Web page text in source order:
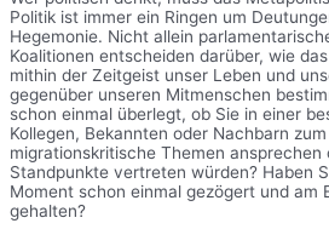
Politik ist immer ein Ringen um
Hegemonie. Nicht allein
Koalitionen entscheiden darüber, wie
mithin der Zeitgeist unser Leben und
gegenüber unseren Mitmenschen
schon einmal überlegt, ob Sie in einer
Kollegen, Bekannten oder Nachbarn
migrationskritische Themen
Standpunkte vertreten würden? Haben
Moment schon einmal gezögert und am
gehalten?